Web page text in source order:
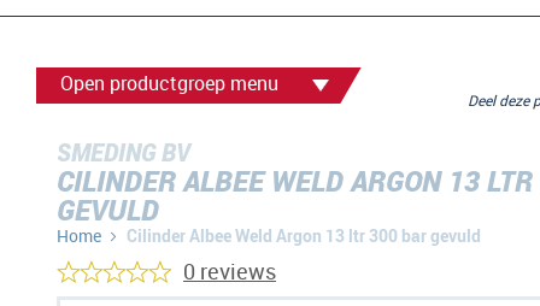
Open productgroep menu
SMEDING BV
CILINDER ALBEE WELD ARGON 13
GEVULD
Home Cilinder Albee Weld Argon 13 ltr 300 bar gevuld
Deel
0 reviews